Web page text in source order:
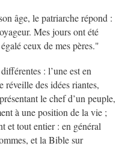
âge, le patriarche répond :
Mes jours ont été
ceux de mes pères."
: l’une est en
réveille des idées riantes,
le chef d’un peuple,
à une position de la vie ;
et tout entier : en général
et la Bible sur